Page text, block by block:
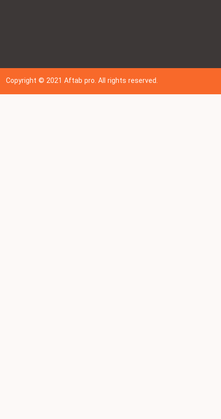
Copyright © 202 1Aftab pro. All rights reserved.